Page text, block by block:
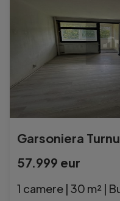
57.999 eur
1 camere | 30 m² |